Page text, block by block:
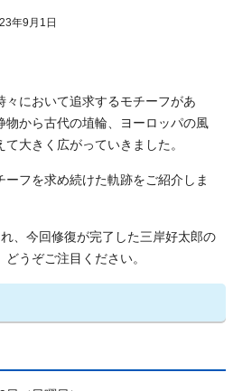
年9月1日
において追求するモチーフがあ
物から古代の埴輪、ヨーロッパの風
大きく広がっていきました。
フを求め続けた軌跡をご紹介しま
、今回修復が完了した三岸好太郎の
うぞご注目ください。